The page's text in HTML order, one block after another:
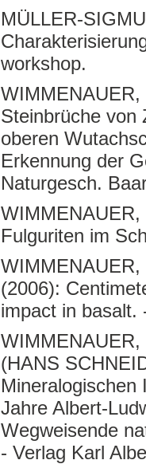
MÜLLER-
workshop.
Steinbrüche von
oberen
Erkennung der
Naturgesch.
Fulguriten im
(2006):
impact in basalt.
(HANS
Jahre Albert-
Wegweisende
- Verlag Karl